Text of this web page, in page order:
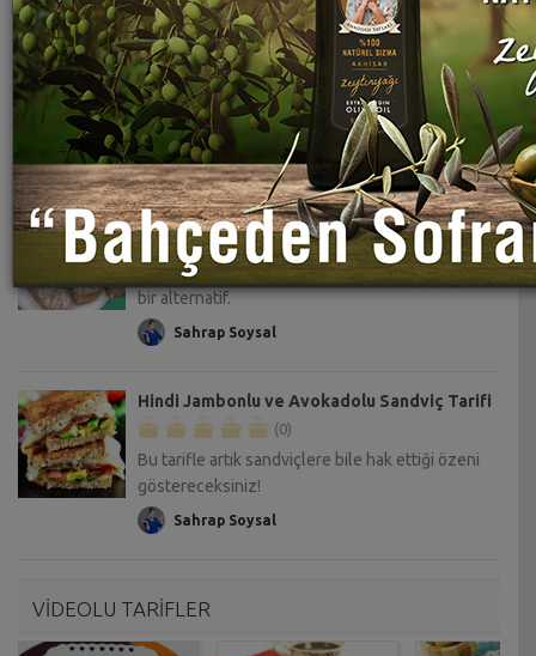
Acılı Tavuklu Sandviç Tarifi
(0)
Hem sandviç hem de acılı sevenler için harika
bir alternatif.
Sahrap Soysal
Hindi Jambonlu ve Avokadolu Sandviç Tarifi
(0)
Bu tarifle artık sandviçlere bile hak ettiği özeni
göstereceksiniz!
Sahrap Soysal
VİDEOLU TARİFLER